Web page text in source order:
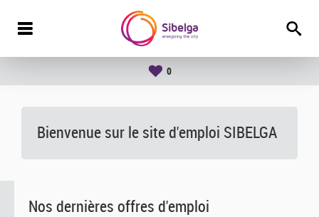
0
Bienvenue sur le site d'emploi SIBELGA
Nos dernières offres d'emploi